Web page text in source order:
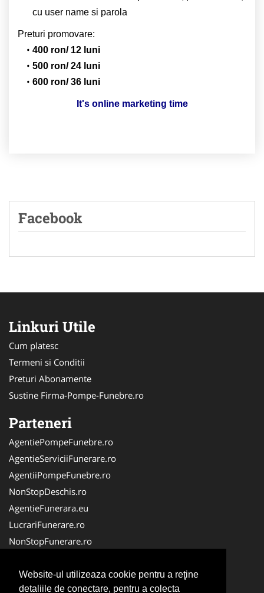
Website-ul utilizeaza cookie pentru a reţine
detaliile de conectare, pentru a colecta
cu user name si parola
Preturi promovare:
400 ron/ 12 luni
500 ron/ 24 luni
600 ron/ 36 luni
It's online marketing time
Facebook
Linkuri Utile
Cum platesc
Termeni si Conditii
Preturi Abonamente
Sustine Firma-Pompe-Funebre.ro
Parteneri
AgentiePompeFunebre.ro
AgentieServiciiFunerare.ro
AgentiiPompeFunebre.ro
NonStopDeschis.ro
AgentieFunerara.eu
LucrariFunerare.ro
NonStopFunerare.ro
CasaFunerara.com
Firma-Servicii-Funerare.ro